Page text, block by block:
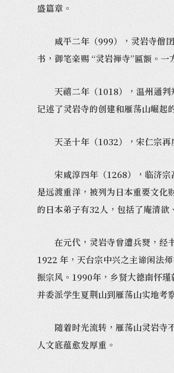
盛篇章。
咸平二年（999），灵岩寺僧团
书，御笔亲赐 “灵岩禅寺”匾额。
天禧二年（1018），温州通判郑
记述了灵岩寺的创建和雁荡山崛起
天圣十年（1032），宋仁宗再度
宋咸淳四年（1268），临济宗高
是远渡重洋，被列为日本重要文化
的日本弟子有32人，包括了庵清欲
在元代，灵岩寺曾遭兵燹，经书
1922 年，天台宗中兴之主谛闲法
振宗风。1990年，乡贤大德南怀
并委派学生夏荆山到雁荡山实地考
随着时光流转，雁荡山灵岩寺不
人文底蕴愈发厚重。